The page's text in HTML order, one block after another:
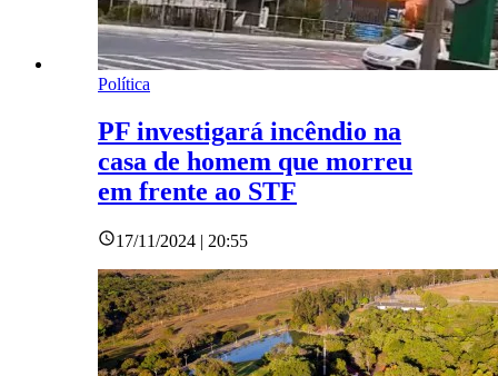
Política
PF investigará incêndio na
casa de homem que morreu
em frente ao STF
17/11/2024 | 20:55